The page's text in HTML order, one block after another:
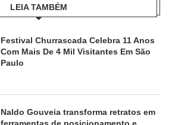
LEIA TAMBÉM
Festival Churrascada Celebra 11 Anos
Com Mais De 4 Mil Visitantes Em São
Paulo
Naldo Gouveia transforma retratos em